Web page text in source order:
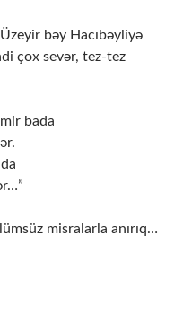
bəy Hacıbəyliyə
çox sevər, tez-tez
bada
misralarla anırıq…